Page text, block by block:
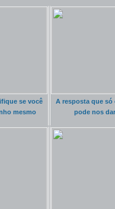
se você
mesmo
A resposta que só
pode nos dar